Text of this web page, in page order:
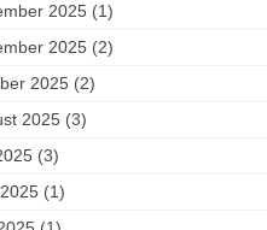
2025 (1)
2025 (2)
2025 (2)
2025 (3)
(3)
(1)